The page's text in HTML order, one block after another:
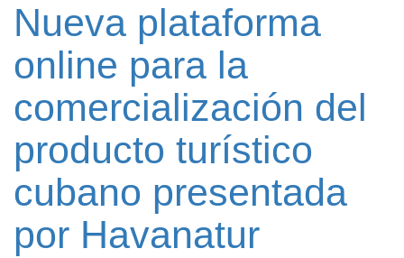
Nueva plataforma
online para la
comercialización del
producto turístico
cubano presentada
por Havanatur